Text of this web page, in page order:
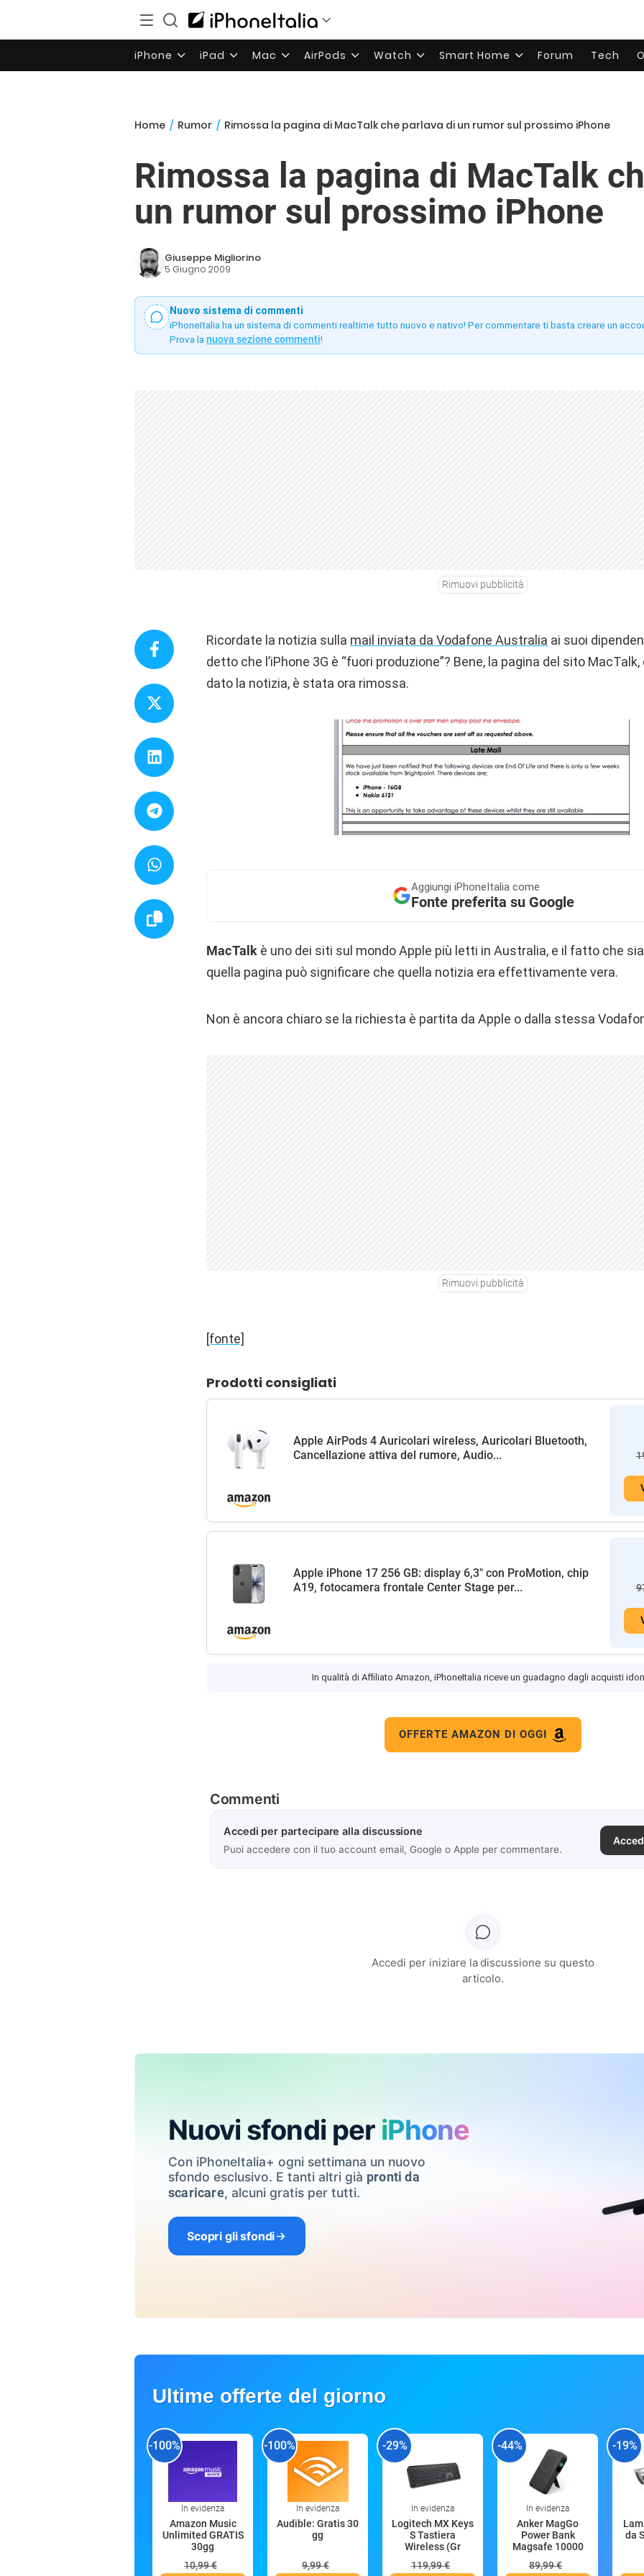
iPhone iPad Mac AirPods Watch Smart Home Forum Tech
Home / Rumor / Rimossa la pagina di MacTalk che parlava di un rumor sul prossimo iPhone
Rimossa la pagina di MacTalk
un rumor sul prossimo iPhone
Giuseppe Migliorino
5 Giugno 2009
Nuovo sistema di commenti
iPhoneItalia ha un sistema di commenti realtime tutto nuovo e nativo! Per commentare ti basta creare un
Prova la nuova sezione commenti!
Rimuovi pubblicità
Ricordate la notizia sulla mail inviata da Vodafone Australia ai suoi
detto che l’iPhone 3G è “fuori produzione”? Bene, la pagina del sito
dato la notizia, è stata ora rimossa.
Aggiungi iPhoneItalia come
Fonte preferita su Google
MacTalk è uno dei siti sul mondo Apple più letti in Australia, e il fatto che
quella pagina può significare che quella notizia era effettivamente vera.
Non è ancora chiaro se la richiesta è partita da Apple o dalla stessa
Rimuovi pubblicità
[fonte]
Prodotti consigliati
Apple AirPods 4 Auricolari wireless, Auricolari Bluetooth,
Cancellazione attiva del rumore, Audio...
Apple iPhone 17 256 GB: display 6,3" con ProMotion, chip
A19, fotocamera frontale Center Stage per...
In qualità di Affiliato Amazon, iPhoneItalia riceve un guadagno dagli acquisti
OFFERTE AMAZON DI OGGI
Commenti
Accedi per partecipare alla discussione
Puoi accedere con il tuo account email, Google o Apple per commentare.
Accedi per iniziare la discussione su questo
articolo.
Nuovi sfondi per iPhone
Con iPhoneItalia+ ogni settimana un nuovo
sfondo esclusivo. E tanti altri già pronti da
scaricare, alcuni gratis per tutti.
Scopri gli sfondi
Ultime offerte del giorno
-100%
In evidenza
Amazon Music
Unlimited GRATIS
30gg
10,99 €
-100%
In evidenza
Audible: Gratis 30
gg
9,99 €
-29%
In evidenza
Logitech MX Keys
S Tastiera
Wireless (Gr
119,99 €
-44%
In evidenza
Anker MagGo
Power Bank
Magsafe 10000
89,99 €
-19%
da